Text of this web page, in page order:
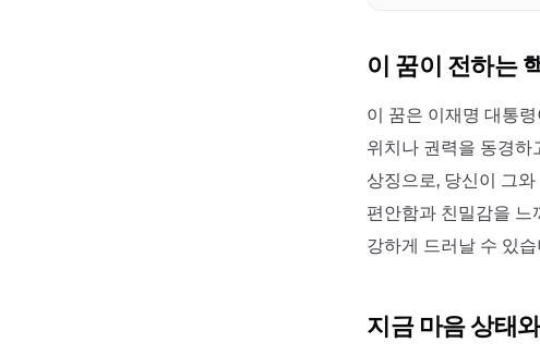
이 꿈이 전하는
이 꿈은 이재명 대통
위치나 권력을 동경하
상징으로, 당신이 그
편안함과 친밀감을
강하게 드러날 수 있
지금 마음 상태